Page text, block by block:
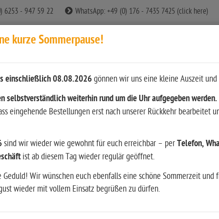
6253 - 947 59 22 WhatsApp: +49 (0) 176 - 7435 7425 (click here)
Wiederladen Literatur & andere Medien
kurze Sommerpause!
einschließlich 08.08.2026gönnen wir uns eine kleine Auszeit
selbstverständlich weiterhin rund um die Uhr aufgegeben werden.
eingehende Bestellungen erst nach unserer Rückkehr bearbeitet
sind wir wieder wie gewohnt für euch erreichbar – perTelefon,
ist ab diesem Tag wieder regulär geöffnet.
Wir wünschen euch ebenfalls eine schöne Sommerzeit und
wieder mit vollem Einsatz begrüßen zu dürfen.